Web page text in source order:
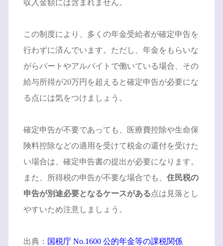
収入金額には含まれません。
この制度により、多くの年金受給者が確定申告を
行わずに済んでいます。ただし、年金をもらいな
がらパートやアルバイトで働いている場合、その
給与所得が20万円を超えると確定申告が必要にな
る点には気をつけましょう。
確定申告が不要であっても、医療費控除や生命保
険料控除などの適用を受けて税金の還付を受けた
い場合は、確定申告書の提出が必要になります。
また、所得税の申告が不要な場合でも、 住民税の
申告が別途必要となるケースがある点は見落とし
やすいため注意しましょう。
出典： 国税庁 No.1600 公的年金等の課税関係